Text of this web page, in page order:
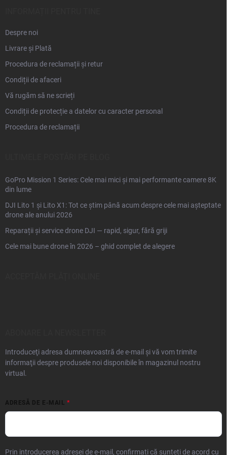
Despre noi
Livrare și Plată
Procedura de reclamații și retur
Condiții de afaceri
Vă rugăm să ne scrieți
Condiții de protecție a datelor cu caracter personal
Procedura de reclamații
GoPro Mission 1 Series: Cele mai mici și mai performante camere 8K
din lume
DJI Lito 1 și Lito X1: Tot ce știm până acum despre cele mai așteptate
drone ale anului 2026
Reparații și service drone DJI — rapid, sigur, fără griji
Cele mai bune drone în 2026 – ghid complet de alegere
Introduceţi adresa dumneavoastră de e-mail şi vă vom trimite
informaţii despre produsele noi disponibile în magazinul nostru
virtual.
ADRESĂ DE E-MAIL
Prin introducerea adresei de e-mail, confirmați că sunteți de acord cu